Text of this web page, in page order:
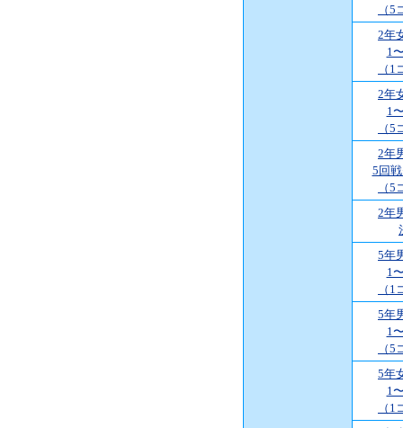
（
2年
1
（
2年
1
（
2年
5回
（
2年
5年
1
（
5年
1
（
5年
1
（